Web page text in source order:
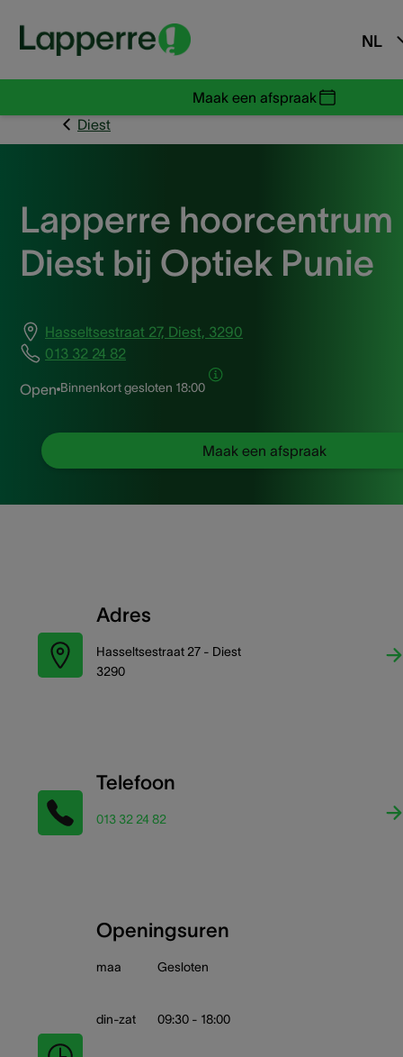
NL
Maak een afspraak
Diest
Lapperre hoorcentrum
Diest bij Optiek Punie
Hasseltsestraat 27, Diest, 3290
013 32 24 82
Open Binnenkort gesloten 18:00
Maak een afspraak
Adres
Hasseltsestraat 27 - Diest
3290
Telefoon
013 32 24 82
Openingsuren
maa Gesloten
din-zat 09:30 - 18:00